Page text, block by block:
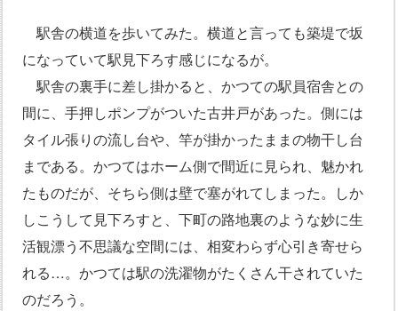
駅舎の横道を歩いてみた。横道と言っても築堤で坂
になっていて駅見下ろす感じになるが。
駅舎の裏手に差し掛かると、かつての駅員宿舎との
間に、手押しポンプがついた古井戸があった。側には
タイル張りの流し台や、竿が掛かったままの物干し台
まである。かつてはホーム側で間近に見られ、魅かれ
たものだが、そちら側は壁で塞がれてしまった。しか
しこうして見下ろすと、下町の路地裏のような妙に生
活観漂う不思議な空間には、相変わらず心引き寄せら
れる…。かつては駅の洗濯物がたくさん干されていた
のだろう。